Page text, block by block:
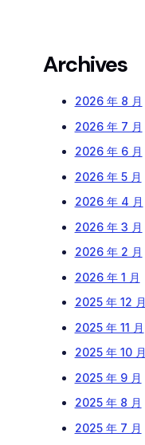
Archives
2026 年 8 月
2026 年 7 月
2026 年 6 月
2026 年 5 月
2026 年 4 月
2026 年 3 月
2026 年 2 月
2026 年 1 月
2025 年 12 月
2025 年 11 月
2025 年 10 月
2025 年 9 月
2025 年 8 月
2025 年 7 月